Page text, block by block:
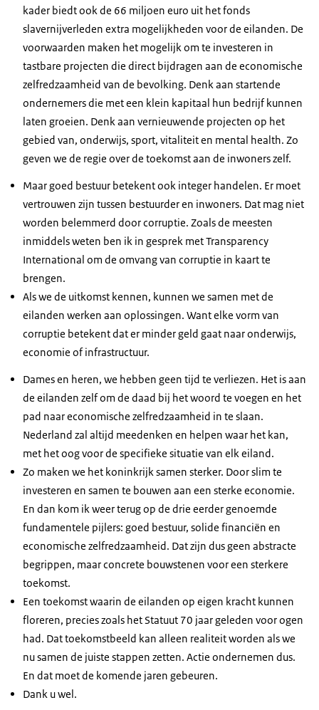
kader biedt ook de 66 miljoen euro uit het fonds
slavernijverleden extra mogelijkheden voor de eilanden. De
voorwaarden maken het mogelijk om te investeren in
tastbare projecten die direct bijdragen aan de economische
zelfredzaamheid van de bevolking. Denk aan startende
ondernemers die met een klein kapitaal hun bedrijf kunnen
laten groeien. Denk aan vernieuwende projecten op het
gebied van, onderwijs, sport, vitaliteit en mental health. Zo
geven we de regie over de toekomst aan de inwoners zelf.
Maar goed bestuur betekent ook integer handelen. Er moet
vertrouwen zijn tussen bestuurder en inwoners. Dat mag niet
worden belemmerd door corruptie. Zoals de meesten
inmiddels weten ben ik in gesprek met Transparency
International om de omvang van corruptie in kaart te
brengen.
Als we de uitkomst kennen, kunnen we samen met de
eilanden werken aan oplossingen. Want elke vorm van
corruptie betekent dat er minder geld gaat naar onderwijs,
economie of infrastructuur.
Dames en heren, we hebben geen tijd te verliezen. Het is aan
de eilanden zelf om de daad bij het woord te voegen en het
pad naar economische zelfredzaamheid in te slaan.
Nederland zal altijd meedenken en helpen waar het kan,
met het oog voor de specifieke situatie van elk eiland.
Zo maken we het koninkrijk samen sterker. Door slim te
investeren en samen te bouwen aan een sterke economie.
En dan kom ik weer terug op de drie eerder genoemde
fundamentele pijlers: goed bestuur, solide financiën en
economische zelfredzaamheid. Dat zijn dus geen abstracte
begrippen, maar concrete bouwstenen voor een sterkere
toekomst.
Een toekomst waarin de eilanden op eigen kracht kunnen
floreren, precies zoals het Statuut 70 jaar geleden voor ogen
had. Dat toekomstbeeld kan alleen realiteit worden als we
nu samen de juiste stappen zetten. Actie ondernemen dus.
En dat moet de komende jaren gebeuren.
Dank u wel.